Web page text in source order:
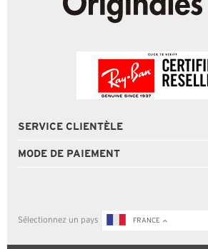
SERVICE CLIENTÈLE
MODE DE PAIEMENT
Sélectionnez un pays FRANCE